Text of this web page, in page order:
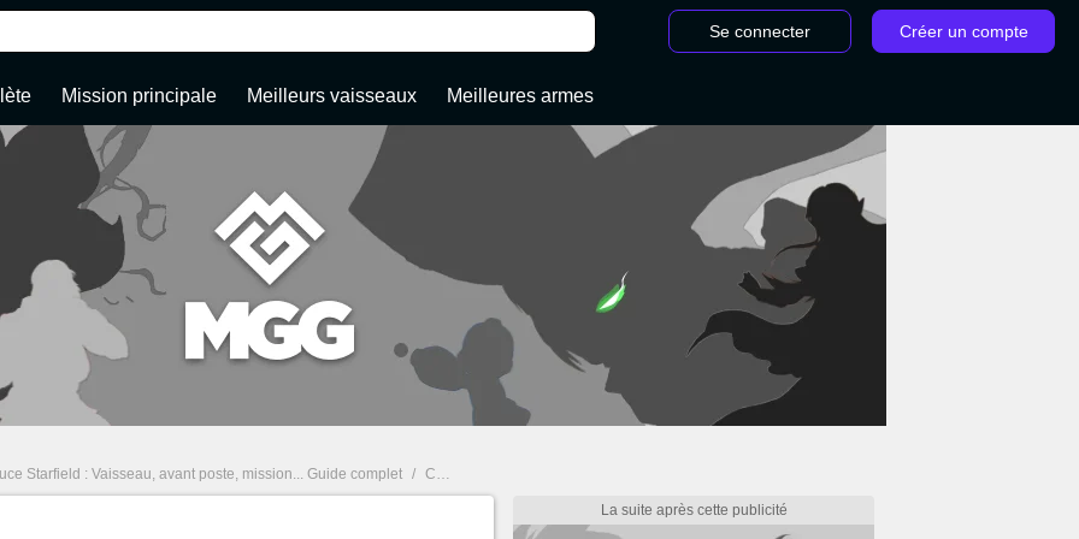
Se connecter Créer un compte
Mission principale Meilleurs vaisseaux Meilleures armes
Starfield : Vaisseau, avant poste, mission... Guide complet / Codes de triche Starfield : Argent infini, god mode, niveau max... Meilleures commandes PC